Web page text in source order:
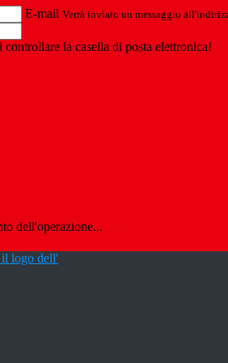
E-mail Verrà inviato un messaggio
la casella di posta elettronica!
dell'operazione...